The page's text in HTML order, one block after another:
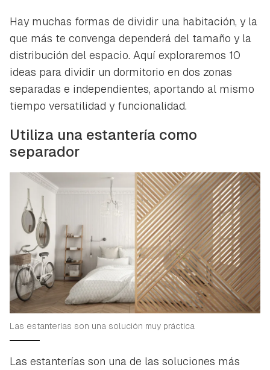
Hay muchas formas de dividir una habitación, y la
que más te convenga dependerá del tamaño y la
distribución del espacio. Aquí exploraremos 10
ideas para dividir un dormitorio en dos zonas
separadas e independientes, aportando al mismo
tiempo versatilidad y funcionalidad.
Utiliza una estantería como
separador
Las estanterías son una solución muy práctica
Las estanterías son una de las soluciones más